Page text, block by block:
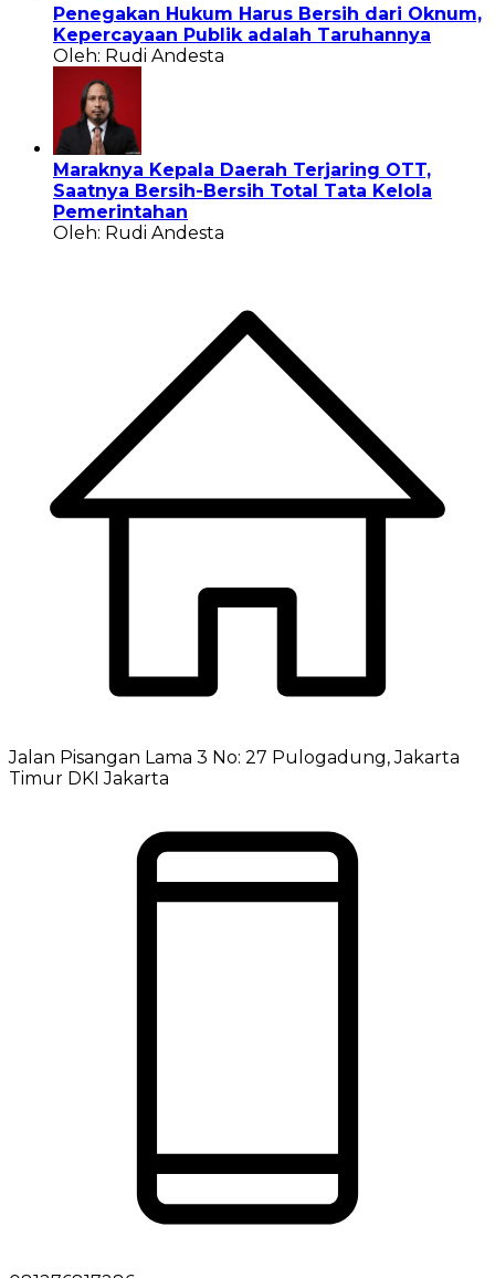
Penegakan Hukum Harus Bersih dari Oknum,
Kepercayaan Publik adalah Taruhannya
Oleh: Rudi Andesta
Maraknya Kepala Daerah Terjaring OTT,
Saatnya Bersih-Bersih Total Tata Kelola
Pemerintahan
Oleh: Rudi Andesta
Jalan Pisangan Lama 3 No: 27 Pulogadung, Jakarta
Timur DKI Jakarta